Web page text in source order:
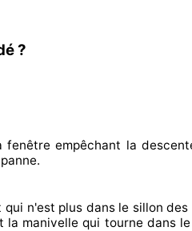
?
empêchant la
n'est plus dans le sillon des
la manivelle qui tourne dans